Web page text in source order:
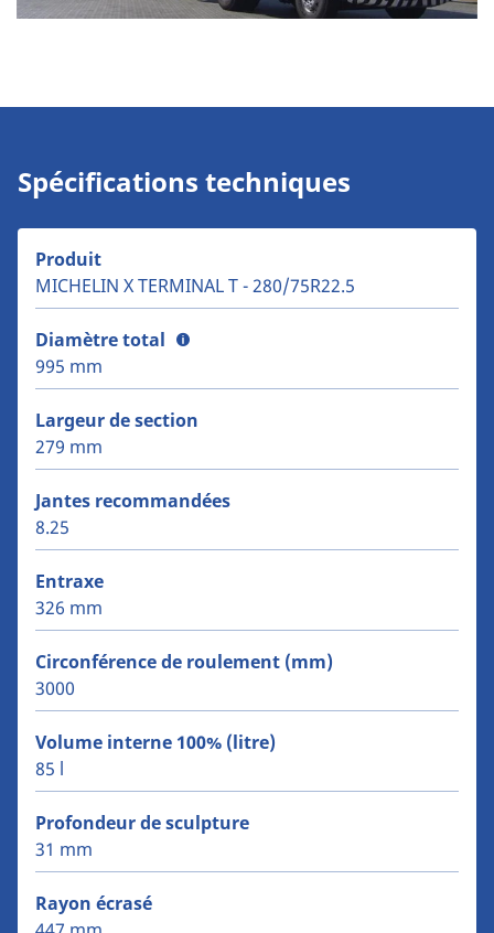
Spécifications techniques
Produit
MICHELIN X TERMINAL T - 280/75R22.5
Diamètre total
995 mm
Largeur de section
279 mm
Jantes recommandées
8.25
Entraxe
326 mm
Circonférence de roulement (mm)
3000
Volume interne 100% (litre)
85 l
Profondeur de sculpture
31 mm
Rayon écrasé